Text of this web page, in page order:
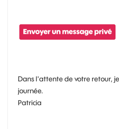
Dans l'attente de votre retour,
journée.
Patricia